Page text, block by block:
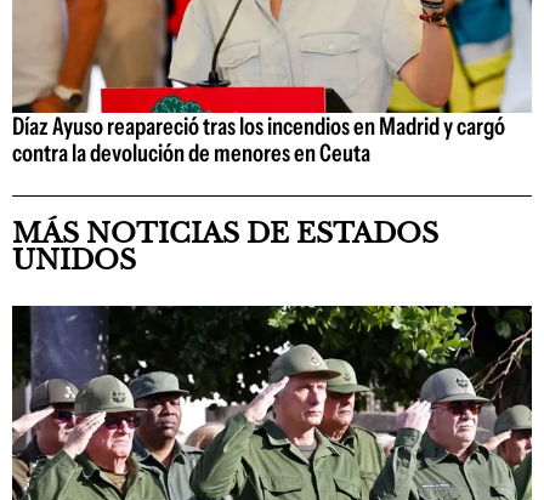
Díaz Ayuso reapareció tras los incendios en Madrid y cargó
contra la devolución de menores en Ceuta
MÁS NOTICIAS DE ESTADOS
UNIDOS